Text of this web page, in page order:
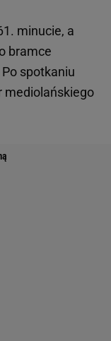
minucie, a
bramce
spotkaniu
mediolańskiego